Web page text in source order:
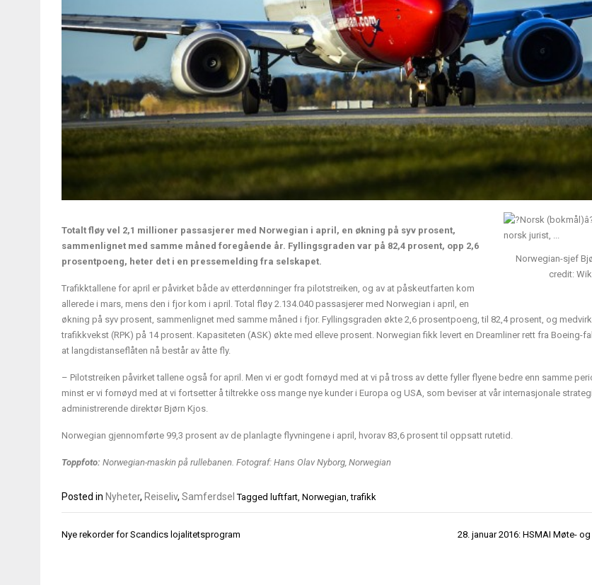
Norwegian-sjef
credit:
Totalt fløy vel 2,1 millioner passasjerer med Norwegian i april, en økning på syv prosent,
sammenlignet med samme måned foregående år. Fyllingsgraden var på 82,4 prosent, opp 2,6
prosentpoeng, heter det i en pressemelding fra selskapet.
Trafikktallene for april er påvirket både av etterdønninger fra pilotstreiken, og av at påskeutfarten kom
allerede i mars, mens den i fjor kom i april. Total fløy 2.134.040 passasjerer med Norwegian i april, en
økning på syv prosent, sammenlignet med samme måned i fjor. Fyllingsgraden økte 2,6 prosentpoeng, til 82,4 prosent, og
trafikkvekst (RPK) på 14 prosent. Kapasiteten (ASK) økte med elleve prosent. Norwegian fikk levert en Dreamliner rett fra Boeing-
at langdistanseflåten nå består av åtte fly.
– Pilotstreiken påvirket tallene også for april. Men vi er godt fornøyd med at vi på tross av dette fyller flyene bedre enn samme
minst er vi fornøyd med at vi fortsetter å tiltrekke oss mange nye kunder i Europa og USA, som beviser at vår internasjonale
administrerende direktør Bjørn Kjos.
Norwegian gjennomførte 99,3 prosent av de planlagte flyvningene i april, hvorav 83,6 prosent til oppsatt rutetid.
Toppfoto: Norwegian-maskin på rullebanen. Fotograf: Hans Olav Nyborg, Norwegian
Posted in Nyheter, Reiseliv, Samferdsel Tagged luftfart, Norwegian,trafikk
Innleggsnavigasjon
Nye rekorder for Scandics lojalitetsprogram 28. januar 2016: HSMAI Møte-